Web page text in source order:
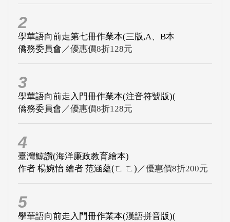
2
學華語向前走第七冊作業本(三版,A、B本
僑務委員會 ／優惠價8折128元
3
學華語向前走入門冊作業本(注音符號版)(
僑務委員會 ／優惠價8折128元
4
臺灣鯨讚(海洋廉政教育繪本)
作者 楊婉怡 繪者 范涵蘊(ㄈ ㄈ) ／優惠價8折200元
5
學華語向前走入門冊作業本(漢語拼音版)(